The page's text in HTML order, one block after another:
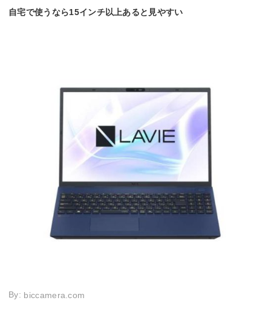
自宅で使うなら15インチ以上あると見やすい
By: biccamera.com